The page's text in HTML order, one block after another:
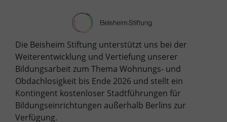
Die Beisheim Stiftung unterstützt uns bei der
Weiterentwicklung und Vertiefung unserer
Bildungsarbeit zum Thema Wohnungs- und
Obdachlosigkeit bis Ende 2026 und stellt ein
Kontingent kostenloser Stadtführungen für
Bildungseinrichtungen außerhalb Berlins zur
Verfügung.